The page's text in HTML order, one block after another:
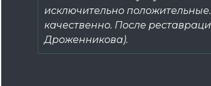
исключительно
качественно. После
Дроженникова).